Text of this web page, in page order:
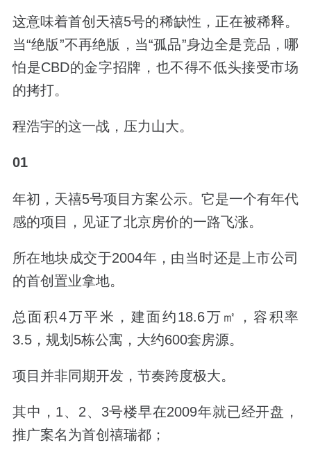
这意味着首创天禧5号的稀缺性，正在被稀释。
当“绝版”不再绝版，当“孤品”身边全是竞品，哪
怕是CBD的金字招牌，也不得不低头接受市场
的拷打。
程浩宇的这一战，压力山大。
01
年初，天禧5号项目方案公示。它是一个有年代
感的项目，见证了北京房价的一路飞涨。
所在地块成交于2004年，由当时还是上市公司
的首创置业拿地。
总面积4万平米，建面约18.6万㎡，容积率
3.5，规划5栋公寓，大约600套房源。
项目并非同期开发，节奏跨度极大。
其中，1、2、3号楼早在2009年就已经开盘，
推广案名为首创禧瑞都；